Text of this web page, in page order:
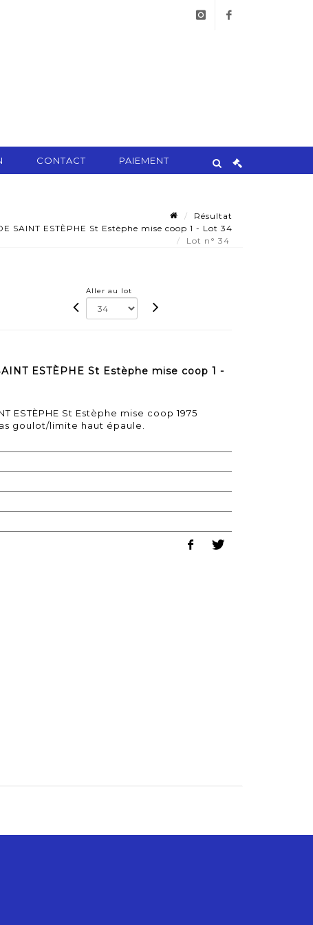
CONTACT PAIEMENT
Résultat
SAINT ESTÈPHE St Estèphe mise coop 1 - Lot 34
Lot n° 34
Aller au lot
ESTÈPHE St Estèphe mise coop 1 -
ESTÈPHE St Estèphe mise coop 1975
goulot/limite haut épaule.